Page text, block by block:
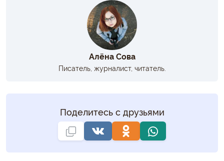
Алёна Сова
Писатель, журналист, читатель.
Поделитесь с друзьями